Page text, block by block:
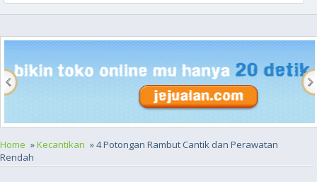
Home »Kecantikan » 4 Potongan Rambut Cantik dan Perawatan
Rendah